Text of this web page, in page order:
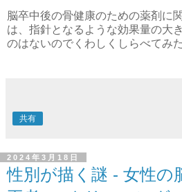
脳卒中後の骨健康のための薬剤に
は、指針となるような効果量の大
のはないのでくわしくしらべてみ
共有
2024年3月18日
性別が描く謎 - 女性の